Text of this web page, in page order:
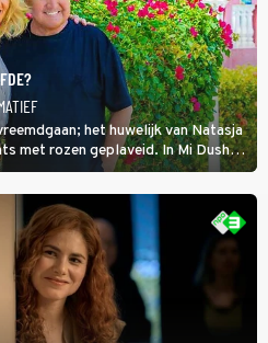
het huwelijk van Natasja
met rozen geplaveid. In Mi Dushi:
Genee het showbizzkoppel mee
te hebben.